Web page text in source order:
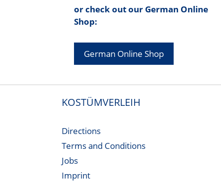
or check out our German Online
Shop:
German Online Shop
KOSTÜMVERLEIH
Directions
Terms and Conditions
Jobs
Imprint